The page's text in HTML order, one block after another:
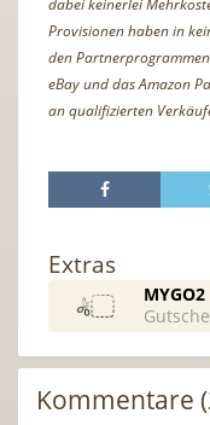
dabei keinerlei
Provisionen haben in
den
eBay und das Amazon
an qualifizierten
Extras
MYGO2
Kommentare